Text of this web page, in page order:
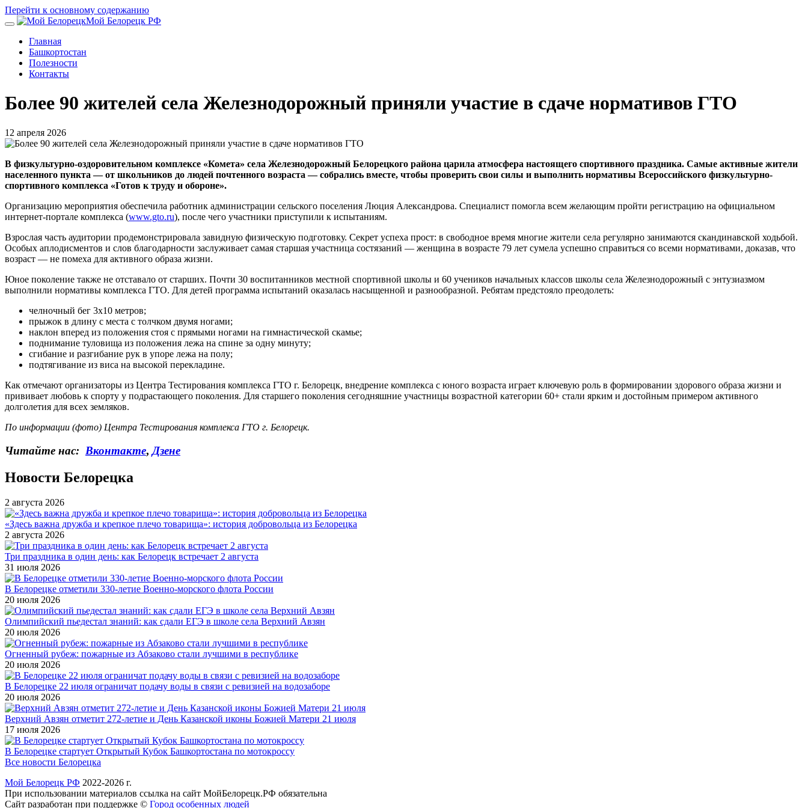
Перейти к основному содержанию
Мой Белорецк РФ
Главная
Башкортостан
Полезности
Контакты
Более 90 жителей села Железнодорожный приняли участие в сдаче нормативов ГТО
12 апреля 2026
В физкультурно-оздоровительном комплексе «Комета» села Железнодорожный Белорецкого района царила атмосфера настоящего спортивного праздника. Самые активные жители
населенного пункта — от школьников до людей почтенного возраста — собрались вместе, чтобы проверить свои силы и выполнить нормативы Всероссийского физкультурно-
спортивного комплекса «Готов к труду и обороне».
Организацию мероприятия обеспечила работник администрации сельского поселения Люция Александрова. Специалист помогла всем желающим пройти регистрацию на официальном
интернет-портале комплекса (www.gto.ru), после чего участники приступили к испытаниям.
Взрослая часть аудитории продемонстрировала завидную физическую подготовку. Секрет успеха прост: в свободное время многие жители села регулярно занимаются скандинавской ходьбой.
Особых аплодисментов и слов благодарности заслуживает самая старшая участница состязаний — женщина в возрасте 79 лет сумела успешно справиться со всеми нормативами, доказав, что
возраст — не помеха для активного образа жизни.
Юное поколение также не отставало от старших. Почти 30 воспитанников местной спортивной школы и 60 учеников начальных классов школы села Железнодорожный с энтузиазмом
выполнили нормативы комплекса ГТО. Для детей программа испытаний оказалась насыщенной и разнообразной. Ребятам предстояло преодолеть:
челночный бег 3х10 метров;
прыжок в длину с места с толчком двумя ногами;
наклон вперед из положения стоя с прямыми ногами на гимнастической скамье;
поднимание туловища из положения лежа на спине за одну минуту;
сгибание и разгибание рук в упоре лежа на полу;
подтягивание из виса на высокой перекладине.
Как отмечают организаторы из Центра Тестирования комплекса ГТО г. Белорецк, внедрение комплекса с юного возраста играет ключевую роль в формировании здорового образа жизни и
прививает любовь к спорту у подрастающего поколения. Для старшего поколения сегодняшние участницы возрастной категории 60+ стали ярким и достойным примером активного
долголетия для всех земляков.
По информации (фото) Центра Тестирования комплекса ГТО г. Белорецк.
Читайте нас: Вконтакте, Дзене
Новости Белорецка
2 августа 2026
«Здесь важна дружба и крепкое плечо товарища»: история добровольца из Белорецка
2 августа 2026
Три праздника в один день: как Белорецк встречает 2 августа
31 июля 2026
В Белорецке отметили 330-летие Военно-морского флота России
20 июля 2026
Олимпийский пьедестал знаний: как сдали ЕГЭ в школе села Верхний Авзян
20 июля 2026
Огненный рубеж: пожарные из Абзаково стали лучшими в республике
20 июля 2026
В Белорецке 22 июля ограничат подачу воды в связи с ревизией на водозаборе
20 июля 2026
Верхний Авзян отметит 272-летие и День Казанской иконы Божией Матери 21 июля
17 июля 2026
В Белорецке стартует Открытый Кубок Башкортостана по мотокроссу
Все новости Белорецка
Мой Белорецк РФ 2022-2026 г.
При использовании материалов ссылка на сайт МойБелорецк.РФ обязательна
Сайт разработан при поддержке © Город особенных людей